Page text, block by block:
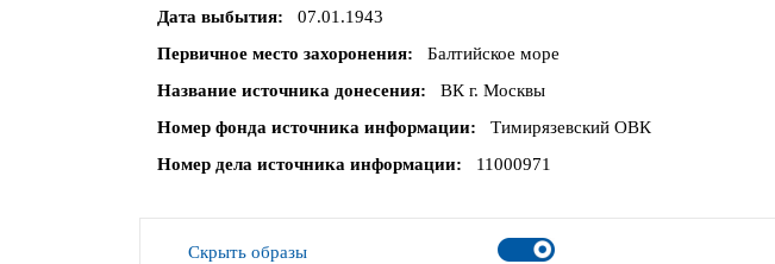
Дата выбытия
07.01.1943
Первичное место захоронения
Балтийское море
Название источника донесения
ВК г. Москвы
Номер фонда источника информации
Тимирязевский ОВК
Номер дела источника информации
11000971
Скрыть образы